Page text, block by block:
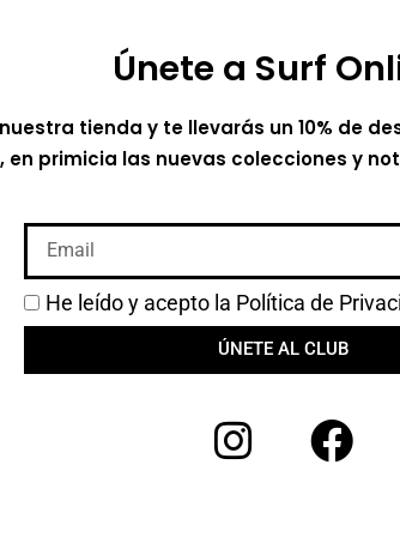
Únete a Surf
tienda y te llevarás un 10% de
en primicia las nuevas colecciones y
He leído y acepto la Política de
ÚNETE AL CLUB